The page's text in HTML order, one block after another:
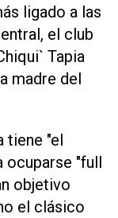
ligado a las
el club
Tapia
madre del
tiene "el
ocuparse "full
objetivo
el clásico